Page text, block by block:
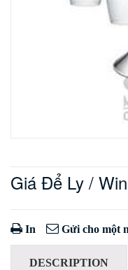
Giá Để Ly /
In Gửi cho một
DESCRIPTION